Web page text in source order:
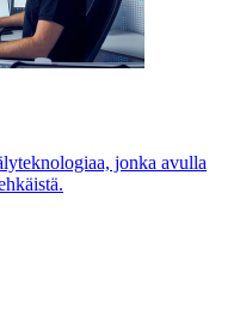
jonka avulla